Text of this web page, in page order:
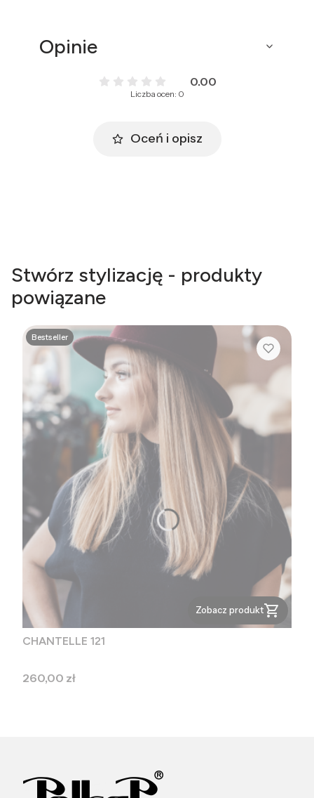
Opinie
0.00
Liczba ocen: 0
Oceń i opisz
Stwórz stylizację - produkty
powiązane
Bestseller
Zobacz produkt
CHANTELLE 121
Cena
260,00 zł